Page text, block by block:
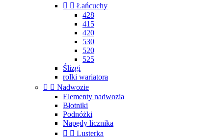
  Łańcuchy
428
415
420
530
520
525
Ślizgi
rolki wariatora
  Nadwozie
Elementy nadwozia
Błotniki
Podnóżki
Napędy licznika
  Lusterka